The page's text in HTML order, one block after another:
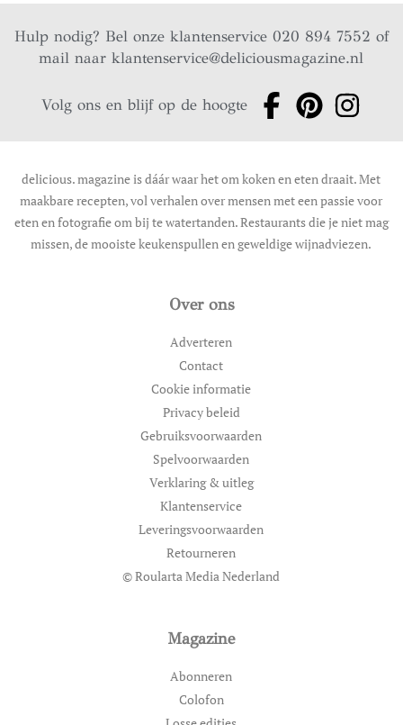
Hulp nodig? Bel onze klantenservice 020 894 7552 of
mail naarklantenservice@deliciousmagazine.nl
Volg ons en blijf op de hoogte
delicious. magazine is dáár waar het om koken en eten draait. Met
maakbare recepten, vol verhalen over mensen met een passie voor
eten en fotografie om bij te watertanden. Restaurants die je niet mag
missen, de mooiste keukenspullen en geweldige wijnadviezen.
Over ons
Adverteren
Contact
Cookie informatie
Privacy beleid
Gebruiksvoorwaarden
Spelvoorwaarden
Verklaring & uitleg
Klantenservice
Leveringsvoorwaarden
Retourneren
© Roularta Media Nederland
Magazine
Abonneren
Colofon